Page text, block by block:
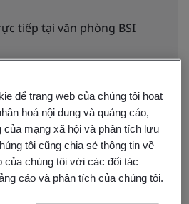
tiếp tại văn phòng BSI
hoạt động trong chuỗi cung
để trang web của chúng tôi hoạt
hoá nội dung và quảng cáo,
của mạng xã hội và phân tích lưu
tôi cũng chia sẻ thông tin về
của chúng tôi với các đối tác
cáo và phân tích của chúng tôi.